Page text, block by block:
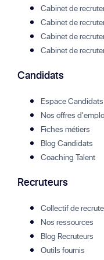
Cabinet de
Cabinet de
Cabinet de
Cabinet de
Candidats
Espace Candidats
Nos offres
Fiches métiers
Blog Candidats
Coaching Talent
Recruteurs
Collectif de
Nos ressources
Blog Recruteurs
Outils fournis